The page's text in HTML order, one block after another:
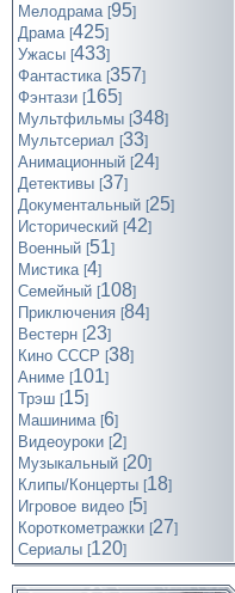
Мелодрама [95]
Драма [425]
Ужасы [433]
Фантастика [357]
Фэнтази [165]
Мультфильмы [348]
Мультсериал [33]
Анимационный [24]
Детективы [37]
Документальный [25]
Исторический [42]
Военный [51]
Мистика [4]
Семейный [108]
Приключения [84]
Вестерн [23]
Кино СССР [38]
Аниме [101]
Трэш [15]
Машинима [6]
Видеоуроки [2]
Музыкальный [20]
Клипы/Концерты [18]
Игровое видео [5]
Короткометражки [27]
Cериалы [120]